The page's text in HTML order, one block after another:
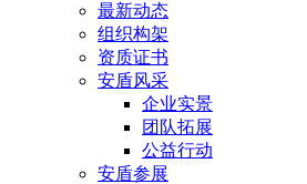
最新动态
组织构架
资质证书
安盾风采
企业实景
团队拓展
公益行动
安盾参展